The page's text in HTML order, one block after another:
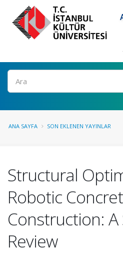
Ara
ANA SAYFA SON EKLENEN YAYINLAR
Structural
Robotic
Construction:
Review